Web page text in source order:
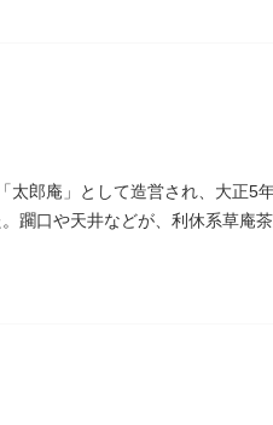
太郎庵」として造営され、大正5
躙口や天井などが、利休系草庵